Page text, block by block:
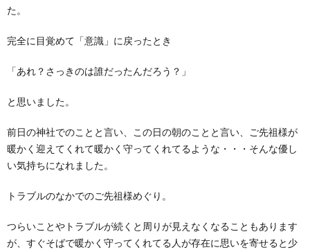
た。
完全に目覚めて「意識」に戻ったとき
「あれ？さっきのは誰だったんだろう？」
と思いました。
前日の神社でのことと言い、この日の朝のことと言い、ご先祖様が
暖かく迎えてくれて暖かく守ってくれてるような・・・そんな優し
い気持ちになれました。
トラブルのなかでのご先祖様めぐり。
つらいことやトラブルが続くと周りが見えなくなることもあります
が、すぐそばで暖かく守ってくれてる人が存在に思いを寄せると少